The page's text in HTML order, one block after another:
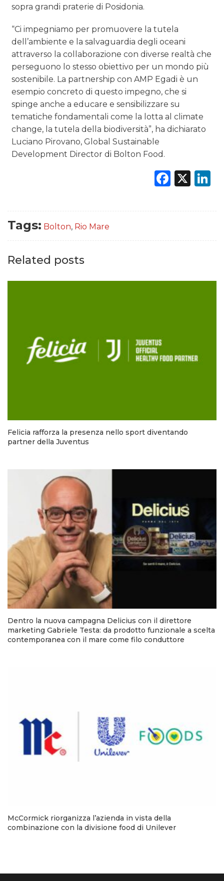
sopra grandi praterie di Posidonia.
“Ci impegniamo per promuovere la tutela
dell’ambiente e la salvaguardia degli oceani
attraverso la collaborazione con diverse realtà che
perseguono lo stesso obiettivo per un mondo più
sostenibile. La partnership con AMP Egadi è un
esempio concreto di questo impegno, che si
spinge anche a educare e sensibilizzare su
tematiche fondamentali come la lotta al climate
change, la tutela della biodiversità”, ha dichiarato
Luciano Pirovano, Global Sustainable
Development Director di Bolton Food.
X
Tags: Bolton, Rio Mare
Related posts
Felicia rafforza la presenza nello sport diventando
partner della Juventus
Dentro la nuova campagna Delicius con il direttore
marketing Gabriele Testa: da prodotto funzionale a scelta
contemporanea con il mare come filo conduttore
McCormick riorganizza l’azienda in vista della
combinazione con la divisione food di Unilever